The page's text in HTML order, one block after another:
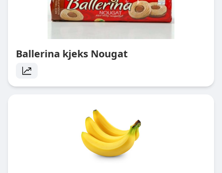
Ballerina kjeks Nougat